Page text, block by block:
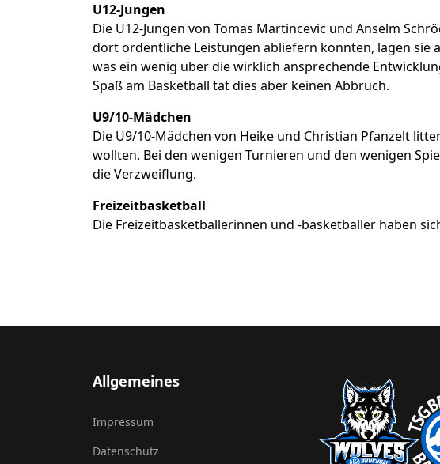
U12-Jungen
Die U12-Jungen von Tomas Martincevic und Anselm
dort ordentliche Leistungen abliefern konnten, lagen sie
was ein wenig über die wirklich ansprechende
Spaß am Basketball tat dies aber keinen Abbruch.
U9/10-Mädchen
Die U9/10-Mädchen von Heike und Christian Pfanzelt
wollten. Bei den wenigen Turnieren und den wenigen
die Verzweiflung.
Freizeitbasketball
Die Freizeitbasketballerinnen und -basketballer haben
Allgemeines
Impressum
Datenschutz